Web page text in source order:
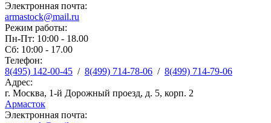
Электронная почта:
armastock@mail.ru
Режим работы:
Пн-Пт: 10:00 - 18.00
Сб: 10:00 - 17.00
Телефон:
8(495) 142-00-45 / 8(499) 714-78-06 / 8(499) 714-79-06
Адрес:
г. Москва, 1-й Дорожный проезд, д. 5, корп. 2
Армасток
Электронная почта: